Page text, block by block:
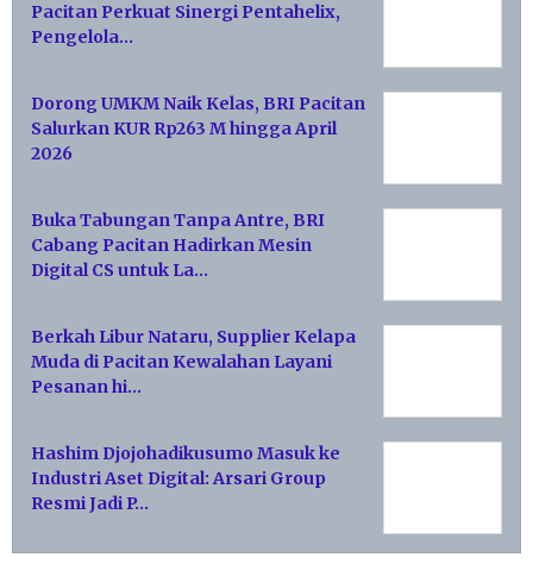
Pacitan Perkuat Sinergi Pentahelix,
Pengelola…
Dorong UMKM Naik Kelas, BRI Pacitan
Salurkan KUR Rp263 M hingga April
2026
Buka Tabungan Tanpa Antre, BRI
Cabang Pacitan Hadirkan Mesin
Digital CS untuk La…
Berkah Libur Nataru, Supplier Kelapa
Muda di Pacitan Kewalahan Layani
Pesanan hi…
Hashim Djojohadikusumo Masuk ke
Industri Aset Digital: Arsari Group
Resmi Jadi P…